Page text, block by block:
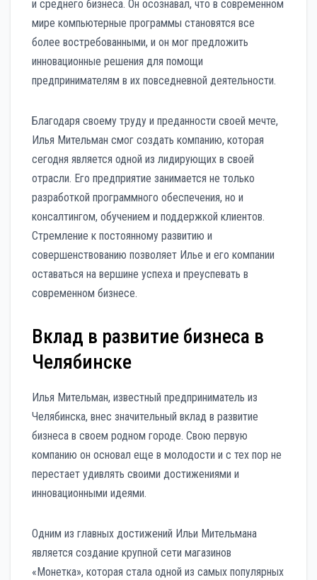
и среднего бизнеса. Он осознавал, что в современном
мире компьютерные программы становятся все
более востребованными, и он мог предложить
инновационные решения для помощи
предпринимателям в их повседневной деятельности.
Благодаря своему труду и преданности своей мечте,
Илья Мительман смог создать компанию, которая
сегодня является одной из лидирующих в своей
отрасли. Его предприятие занимается не только
разработкой программного обеспечения, но и
консалтингом, обучением и поддержкой клиентов.
Стремление к постоянному развитию и
совершенствованию позволяет Илье и его компании
оставаться на вершине успеха и преуспевать в
современном бизнесе.
Вклад в развитие бизнеса в
Челябинске
Илья Мительман, известный предприниматель из
Челябинска, внес значительный вклад в развитие
бизнеса в своем родном городе. Свою первую
компанию он основал еще в молодости и с тех пор не
перестает удивлять своими достижениями и
инновационными идеями.
Одним из главных достижений Ильи Мительмана
является создание крупной сети магазинов
«Монетка», которая стала одной из самых популярных